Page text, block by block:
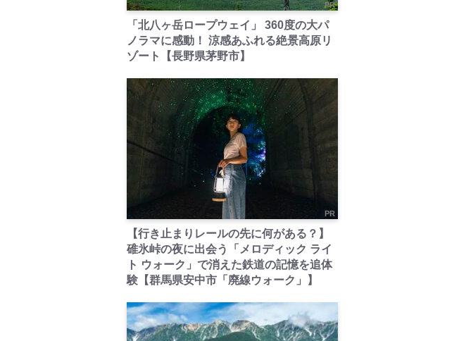
PR
「北八ヶ岳ロープウェイ」 360度の大パ
ノラマに感動！ 涼感あふれる絶景高原リ
ゾート【長野県茅野市】
PR
【行き止まりレールの先に何がある？】
碓氷峠の夜に出会う「メロディック ライ
ト ウォーク」で消えた鉄道の記憶を追体
験【群馬県安中市「廃線ウォーク」】